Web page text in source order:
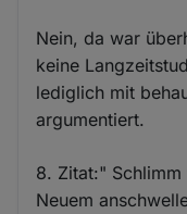
Nein, da war
keine
lediglich mit
argumentiert.
8. Zitat:"
Neuem